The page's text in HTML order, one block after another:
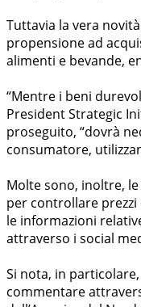
Tuttavia la vera
propensione ad
alimenti e bevande,
“Mentre i beni
President Strategic
proseguito, “dovrà
consumatore,
Molte sono, inoltre,
per controllare
le informazioni
attraverso i social
Si nota, in
commentare